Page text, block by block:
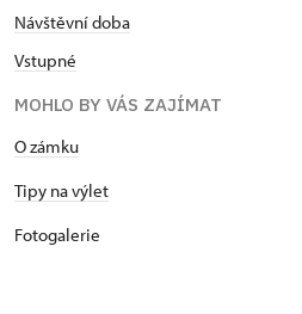
Návštěvní doba
Vstupné
MOHLO BY VÁS ZAJÍMAT
O zámku
Tipy na výlet
Fotogalerie